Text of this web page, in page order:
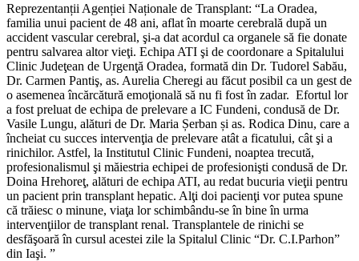
Reprezentanții Agenției Naționale de Transplant: “La Oradea,
familia unui pacient de 48 ani, aflat în moarte cerebrală după un
accident vascular cerebral, şi-a dat acordul ca organele să fie donate
pentru salvarea altor vieţi. Echipa ATI şi de coordonare a Spitalului
Clinic Judeţean de Urgenţă Oradea, formată din Dr. Tudorel Sabău,
Dr. Carmen Pantiş, as. Aurelia Cheregi au făcut posibil ca un gest de
o asemenea încărcătură emoţională să nu fi fost în zadar. Efortul lor
a fost preluat de echipa de prelevare a IC Fundeni, condusă de Dr.
Vasile Lungu, alături de Dr. Maria Șerban și as. Rodica Dinu, care a
încheiat cu succes intervenţia de prelevare atât a ficatului, cât şi a
rinichilor. Astfel, la Institutul Clinic Fundeni, noaptea trecută,
profesionalismul şi măiestria echipei de profesionişti condusă de Dr.
Doina Hrehoreţ, alături de echipa ATI, au redat bucuria vieţii pentru
un pacient prin transplant hepatic. Alţi doi pacienţi vor putea spune
că trăiesc o minune, viaţa lor schimbându-se în bine în urma
intervenţiilor de transplant renal. Transplantele de rinichi se
desfăşoară în cursul acestei zile la Spitalul Clinic “Dr. C.I.Parhon”
din Iaşi. ”